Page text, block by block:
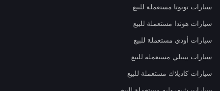
سيارات تويوتا مستعملة للبيع
سيارات هوندا مستعملة للبيع
سيارات أودي مستعملة للبيع
سيارات بينتلي مستعملة للبيع
سيارات كاديلاك مستعملة للبيع